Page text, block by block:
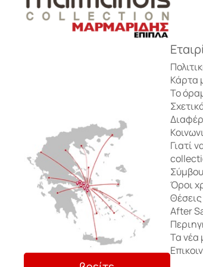
Τραπέζια Σαλονιού
Έπιπλα υποδοχής –
Τρόλεϊ μπαρ
Μικροέπιπλα
Τουαλέτα – Μπουντουάρ
Ντουλάπες
Συρταριέρες
Αρωματικά Sticks
Αρωματικές Κάρτες
Τραπέζια Σαλονιού
Αποθήκευση
Αποθήκευση
Κάρτα
Το
Γιατί
Όροι
After
Τα νέα